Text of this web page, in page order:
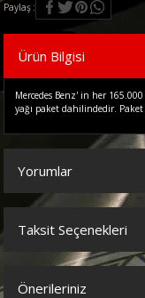
Paylaş
Ürün Bilgisi
Mercedes Benz' in her
yağı paket dahilindedir.
Yorumlar
Bu
Taksit Seçenekleri
Önerileriniz